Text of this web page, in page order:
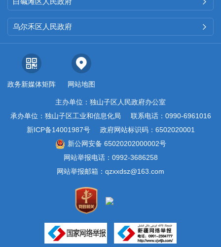
四是因政府信息公开申请行
全年没有因政府信息公开申请行
政复议和提起行政诉讼的情况。
五是平台建设情况。确定专
门的政府信息公开工作人员，定
时定期对平台进行维护，落实申
请公开信息的办理工作，实行政
府信息公开的专人负责制。
是健全
格按照政府信息公开保密审查
“三审三校”制度，进一步规范我

乌尔禾区人民政府 
政务新媒体矩阵 网站地图
主办单位：独山子区人民政府办公室
承办单位：独山子区工业和信息化局
联系电话：0990-6961016
新ICP备14001987号
政府网站标识码：6502020001
新公网安备 65020202000002号
网站举报电话：0992-3686258
网站举报邮箱：qzxxdsz@163.com